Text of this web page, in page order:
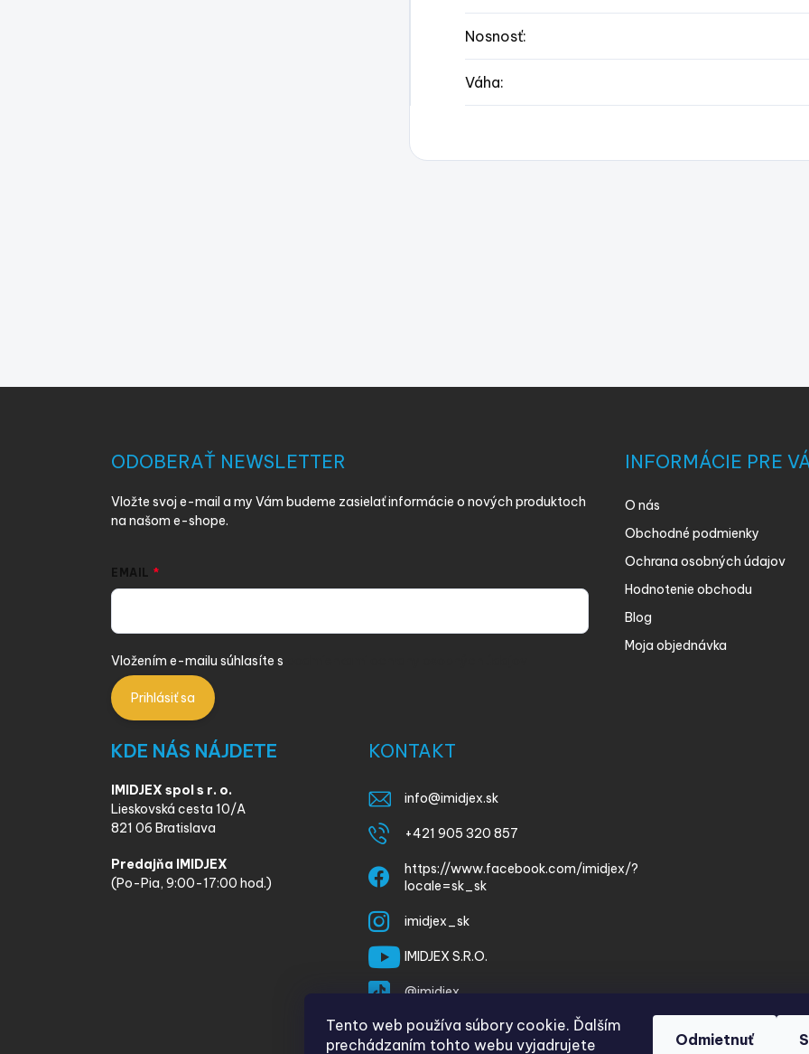
Tento web používa súbory cookie. Ďalším
prechádzaním tohto webu vyjadrujete
Odmietnuť
Nosnosť:
Váha:
ODOBERAŤ NEWSLETTER
Vložte svoj e-mail a my Vám budeme zasielať informácie o nových produktoch
na našom e-shope.
EMAIL
Vložením e-mailu súhlasíte s
Prihlásiť sa
INFORMÁCIE PRE
O nás
Obchodné podmienky
Ochrana osobných údajov
Hodnotenie obchodu
Blog
Moja objednávka
KDE NÁS NÁJDETE
IMIDJEX spol s r. o.
Lieskovská cesta 10/A
821 06 Bratislava
Predajňa IMIDJEX
(Po-Pia, 9:00-17:00 hod.)
KONTAKT
info@imidjex.sk
+421 905 320 857
https://www.facebook.com/imidjex/?
locale=sk_sk
imidjex_sk
IMIDJEX S.R.O.
@imidjex